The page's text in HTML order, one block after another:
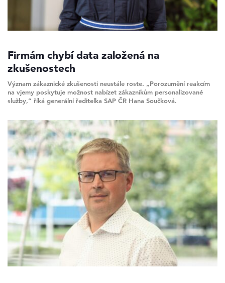
Firmám chybí data založená na
zkušenostech
Význam zákaznické zkušenosti neustále roste. „Porozumění reakcím
na vjemy poskytuje možnost nabízet zákazníkům personalizované
služby,“ říká generální ředitelka SAP ČR Hana Součková.